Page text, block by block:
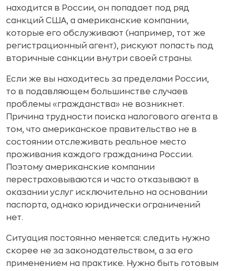
находится в России, он попадает под ряд
санкций США, а американские компании,
которые его обслуживают (например, тот же
регистрационный агент), рискуют попасть под
вторичные санкции внутри своей страны.
Если же вы находитесь за пределами России,
то в подавляющем большинстве случаев
проблемы «гражданства» не возникнет.
Причина трудности поиска налогового агента в
том, что американское правительство не в
состоянии отслеживать реальное место
проживания каждого гражданина России.
Поэтому американские компании
перестраховываются и часто отказывают в
оказании услуг исключительно на основании
паспорта, однако юридически ограничений
нет.
Ситуация постоянно меняется: следить нужно
скорее не за законодательством, а за его
применением на практике. Нужно быть готовым